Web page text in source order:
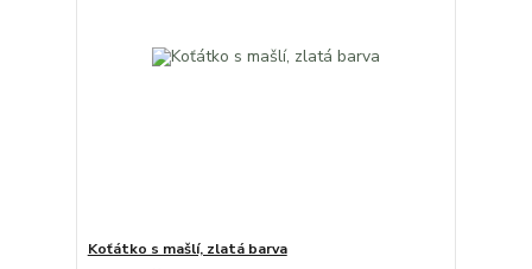
Koťátko s mašlí, zlatá barva